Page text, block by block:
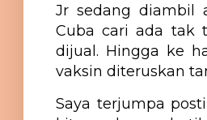
Jr sedang diambil
Cuba cari ada tak
dijual. Hingga ke
vaksin diteruskan
Saya terjumpa